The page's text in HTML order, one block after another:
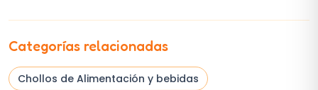
Categorías relacionadas
Chollos de Alimentación y bebidas